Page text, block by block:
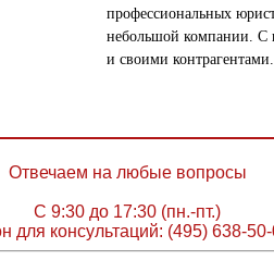
профессиональных
небольшой компании. С
и своими контрагентами.
Отвечаем на любые вопросы
С 9:30 до 17:30 (пн.-пт.)
для консультаций: (495) 638-